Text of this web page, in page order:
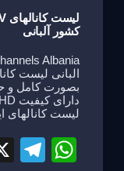
کشور آلبانی
بصورت کامل و
لیست کانالهای
W
T